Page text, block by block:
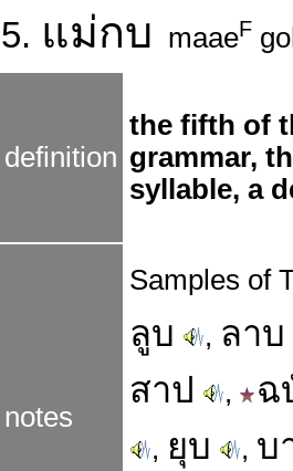
5. แม่กบ maaeF
definition
the fifth of
grammar,
syllable, a
notes
Samples of
ลูบ , ลาบ
สาป
, ฉ
, ยุบ , บ